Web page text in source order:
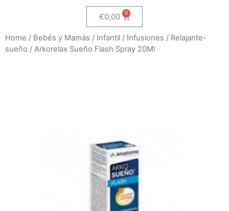
€0,00
Home / Bebés y Mamás / Infantil / Infusiones / Relajante-
sueño / Arkorelax Sueño Flash Spray 20Ml